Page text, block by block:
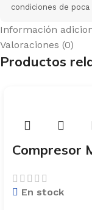
condiciones de
Información
Valoraciones (0)
Productos
Compresor
En stock